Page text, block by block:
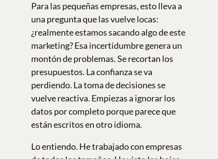
Para las pequeñas empresas, esto lleva a
una pregunta que las vuelve locas:
¿realmente estamos sacando algo de este
marketing? Esa incertidumbre genera un
montón de problemas. Se recortan los
presupuestos. La confianza se va
perdiendo. La toma de decisiones se
vuelve reactiva. Empiezas a ignorar los
datos por completo porque parece que
están escritos en otro idioma.
Lo entiendo. He trabajado con empresas